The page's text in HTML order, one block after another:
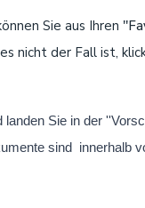
Sie aus Ihren
nicht der Fall ist,
landen Sie in der
sind innerhalb